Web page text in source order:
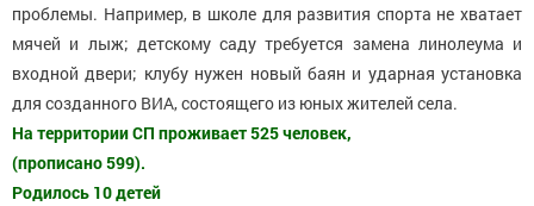
проблемы. Например, в школе для развития спорта не хватает
мячей и лыж; детскому саду требуется замена линолеума и
входной двери; клубу нужен новый баян и ударная установка
для созданного ВИА, состоящего из юных жителей села.
На территории СП проживает 525 человек,
(прописано 599).
Родилось 10 детей